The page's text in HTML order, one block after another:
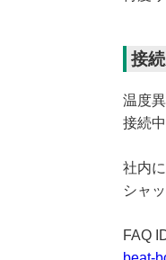
接
温度
接続
社内
シャ
FAQ